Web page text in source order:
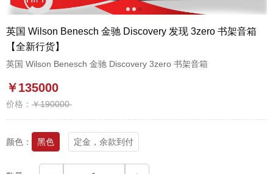
12
英国 Wilson Benesch 金驰 Discovery 发现 3zero 书架音箱
【全新行货】
英国 Wilson Benesch 金驰 Discovery 3zero 书架音箱
￥135000
价格： ￥190000
颜色： 黑色 定金，余款到付